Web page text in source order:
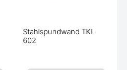
Stahlspundwand TKL
602